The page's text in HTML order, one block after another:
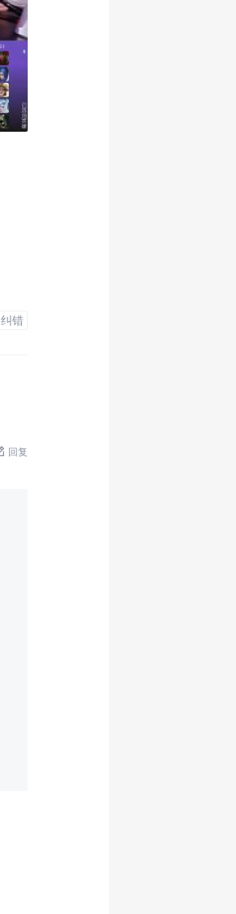
纠错
回复